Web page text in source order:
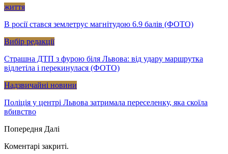
життя
В росії стався землетрус магнітудою 6.9 балів (ФОТО)
Вибір редакції
Страшна ДТП з фурою біля Львова: від удару маршрутка
відлетіла і перекинулася (ФОТО)
Надзвичайні новини
Поліція у центрі Львова затримала переселенку, яка скоїла
вбивство
Попередня Далі
Коментарі закриті.